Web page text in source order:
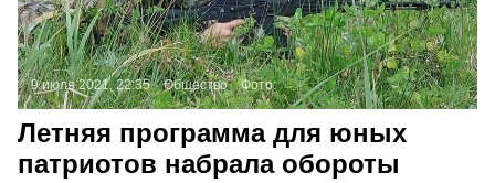
9 июля 2021, 22:35 Общество Фото:
Летняя программа для юных
патриотов набрала обороты